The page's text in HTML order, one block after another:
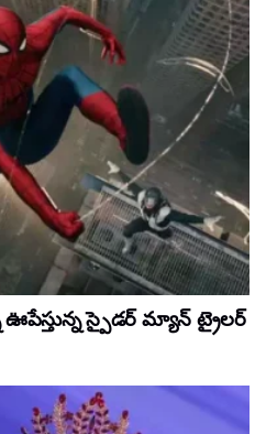
ఊపేస్తున్న స్పైడర్ మ్యాన్ ట్రైలర్